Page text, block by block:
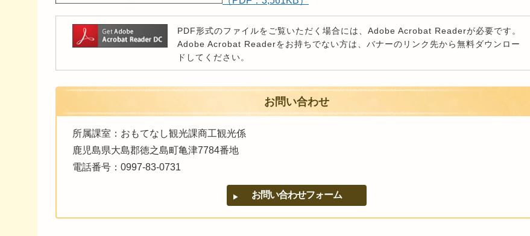
PDF形式のファイルをご覧いただく場合には、Adobe Acrobat Readerが必要です。
Adobe Acrobat Readerをお持ちでない方は、バナーのリンク先から無料ダウンロー
ドしてください。
お問い合わせ
所属課室：おもてなし観光課商工観光係
鹿児島県大島郡徳之島町亀津7784番地
電話番号：0997-83-0731